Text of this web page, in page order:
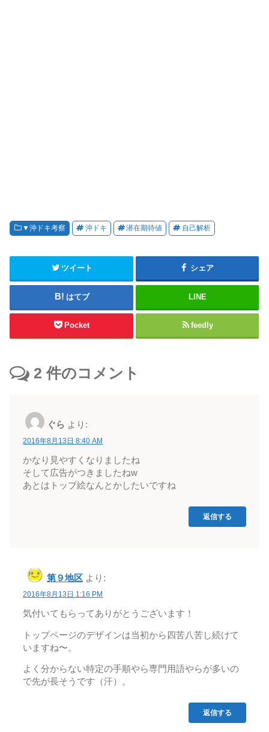
▼沖ドキ考察 沖ドキ 潜在期待値 自己解析
ツイート シェア
はてブ LINE
Pocket feedly
2 件のコメント
ぐら より:
2016年8月13日 8:40 AM
かなり見やすくなりましたね
そして広告がつきましたねw
あとはトップ絵なんとかしたいですね
返信する
第９地区 より:
2016年8月13日 1:16 PM
気付いてもらってありがとうございます！
トップページのデザインは当初から四苦八苦し続けて
いますね〜。
よく分からない特定の手順やら専門用語やらが多いの
で先が長そうです（汗）。
返信する